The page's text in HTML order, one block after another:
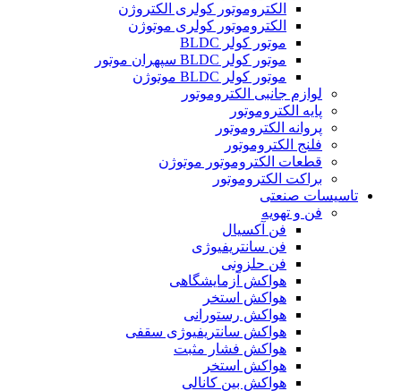
الکتروموتور کولری الکتروژن
الکتروموتور کولری موتوژن
موتور کولر BLDC
موتور کولر BLDC سپهران موتور
موتور کولر BLDC موتوژن
لوازم جانبی الکتروموتور
پایه الکتروموتور
پروانه الکتروموتور
فلنج الکتروموتور
قطعات الکتروموتور موتوژن
براکت الکتروموتور
تاسیسات صنعتی
فن و تهویه
فن آکسیال
فن سانتریفیوژی
فن حلزونی
هواکش آزمایشگاهی
هواکش استخر
هواکش رستورانی
هواکش سانتریفیوژی سقفی
هواکش فشار مثبت
هواکش استخر
هواکش بین کانالی